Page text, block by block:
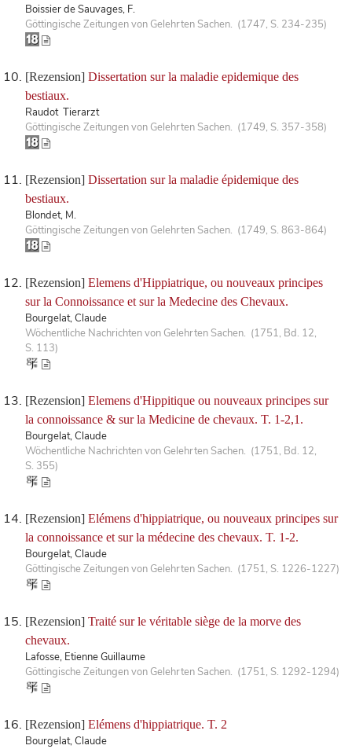
Boissier de Sauvages, F.
Göttingische Zeitungen von Gelehrten Sachen. (1747, S. 234-235)
[Rezension] Dissertation sur la maladie epidemique des
bestiaux.
Raudot Tierarzt
Göttingische Zeitungen von Gelehrten Sachen. (1749, S. 357-358)
[Rezension] Dissertation sur la maladie épidemique des
bestiaux.
Blondet, M.
Göttingische Zeitungen von Gelehrten Sachen. (1749, S. 863-864)
[Rezension] Elemens d'Hippiatrique, ou nouveaux principes
sur la Connoissance et sur la Medecine des Chevaux.
Bourgelat, Claude
Wöchentliche Nachrichten von Gelehrten Sachen. (1751, Bd. 12,
S. 113)
[Rezension] Elemens d'Hippitique ou nouveaux principes sur
la connoissance & sur la Medicine de chevaux. T. 1-2,1.
Bourgelat, Claude
Wöchentliche Nachrichten von Gelehrten Sachen. (1751, Bd. 12,
S. 355)
[Rezension] Elémens d'hippiatrique, ou nouveaux principes sur
la connoissance et sur la médecine des chevaux. T. 1-2.
Bourgelat, Claude
Göttingische Zeitungen von Gelehrten Sachen. (1751, S. 1226-1227)
[Rezension] Traité sur le véritable siège de la morve des
chevaux.
Lafosse, Etienne Guillaume
Göttingische Zeitungen von Gelehrten Sachen. (1751, S. 1292-1294)
[Rezension] Elémens d'hippiatrique. T. 2
Bourgelat, Claude